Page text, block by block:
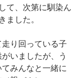
て、次第に馴染ん
ました。
り回っている子
いましたが、う
みんなと一緒に